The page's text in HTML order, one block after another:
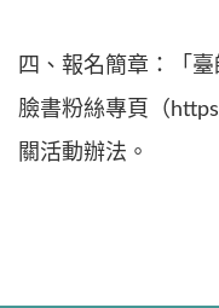
四、報名簡章：「
臉書粉絲專頁（
關活動辦法。